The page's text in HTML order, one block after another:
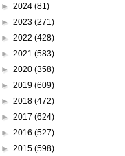
► 2024 (81)
► 2023 (271)
► 2022 (428)
► 2021 (583)
► 2020 (358)
► 2019 (609)
► 2018 (472)
► 2017 (624)
► 2016 (527)
► 2015 (598)